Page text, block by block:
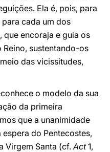
Ela é, pois, para
cada um dos
que encoraja e guia os
sustentando-os
das vicissitudes,
o modelo da sua
da primeira
que a unanimidade
do Pentecostes,
Virgem Santa (cf.Act1,